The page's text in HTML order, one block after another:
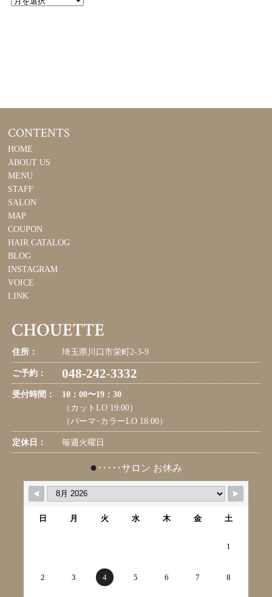
CONTENTS
HOME
ABOUT US
MENU
STAFF
SALON
MAP
COUPON
HAIR CATALOG
BLOG
INSTAGRAM
VOICE
LINK
住所： 埼玉県川口市栄町2-3-9
ご予約： 048-242-3332
受付時間：
10：00〜19：30
（カットLO 19:00）
（パーマ･カラーLO 18:00）
定休日： 毎週火曜日
● ･････サロン お休み
日 月 火 水 木 金 土
1
2 3 4 5 6 7 8